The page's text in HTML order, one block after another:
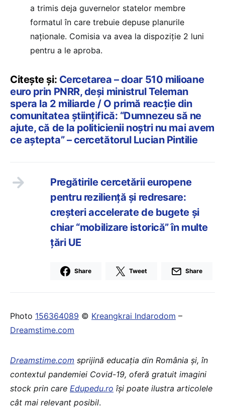
a trimis deja guvernelor statelor membre
formatul în care trebuie depuse planurile
naționale. Comisia va avea la dispoziție 2 luni
pentru a le aproba.
Citește și: Cercetarea – doar 510 milioane
euro prin PNRR, deși ministrul Teleman
spera la 2 miliarde / O primă reacție din
comunitatea științifică: “Dumnezeu să ne
ajute, că de la politicienii noștri nu mai avem
ce aștepta” – cercetătorul Lucian Pintilie
Pregătirile cercetării europene
pentru reziliență și redresare:
creșteri accelerate de bugete și
chiar “mobilizare istorică” în multe
țări UE
Share Tweet Share
Photo 156364089 © Kreangkrai Indarodom –
Dreamstime.com
Dreamstime.com sprijină educaţia din România şi, în
contextul pandemiei Covid-19, oferă gratuit imagini
stock prin care Edupedu.ro îşi poate ilustra articolele
cât mai relevant posibil.